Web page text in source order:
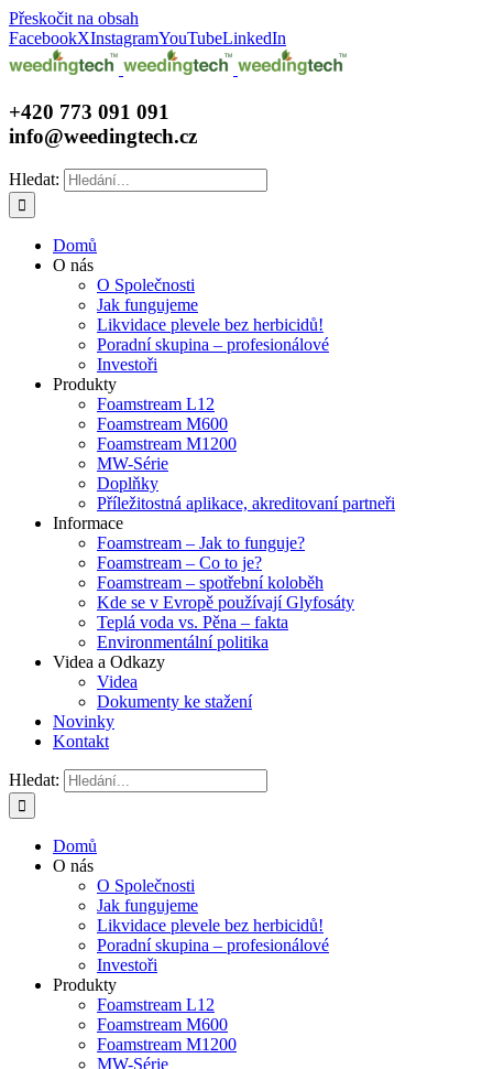
Přeskočit na obsah
FacebookXInstagramYouTubeLinkedIn
+420 773 091 091
info@weedingtech.cz
Hledat:
Domů
O nás
O Společnosti
Jak fungujeme
Likvidace plevele bez herbicidů!
Poradní skupina – profesionálové
Investoři
Produkty
Foamstream L12
Foamstream M600
Foamstream M1200
MW-Série
Doplňky
Příležitostná aplikace, akreditovaní partneři
Informace
Foamstream – Jak to funguje?
Foamstream – Co to je?
Foamstream – spotřební koloběh
Kde se v Evropě používají Glyfosáty
Teplá voda vs. Pěna – fakta
Environmentální politika
Videa a Odkazy
Videa
Dokumenty ke stažení
Novinky
Kontakt
Hledat:
Domů
O nás
O Společnosti
Jak fungujeme
Likvidace plevele bez herbicidů!
Poradní skupina – profesionálové
Investoři
Produkty
Foamstream L12
Foamstream M600
Foamstream M1200
MW-Série